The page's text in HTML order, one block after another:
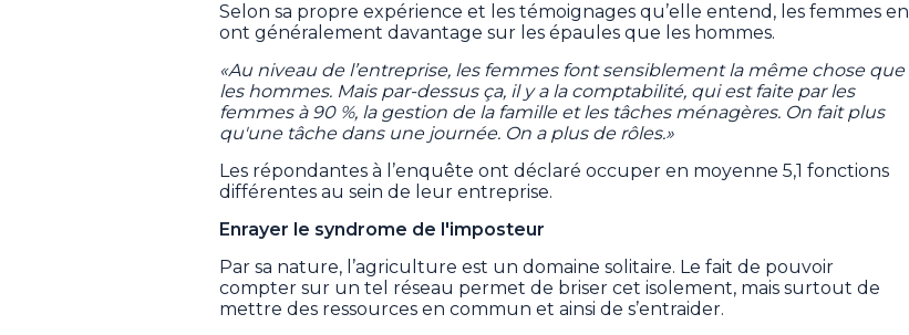
Selon sa propre expérience et les témoignages qu’elle entend, les femmes en
ont généralement davantage sur les épaules que les hommes.
«Au niveau de l’entreprise, les femmes font sensiblement la même chose que
les hommes. Mais par-dessus ça, il y a la comptabilité, qui est faite par les
femmes à 90 %, la gestion de la famille et les tâches ménagères. On fait plus
qu'une tâche dans une journée. On a plus de rôles.»
Les répondantes à l’enquête ont déclaré occuper en moyenne 5,1 fonctions
différentes au sein de leur entreprise.
Enrayer le syndrome de l'imposteur
Par sa nature, l’agriculture est un domaine solitaire. Le fait de pouvoir
compter sur un tel réseau permet de briser cet isolement, mais surtout de
mettre des ressources en commun et ainsi de s’entraider.